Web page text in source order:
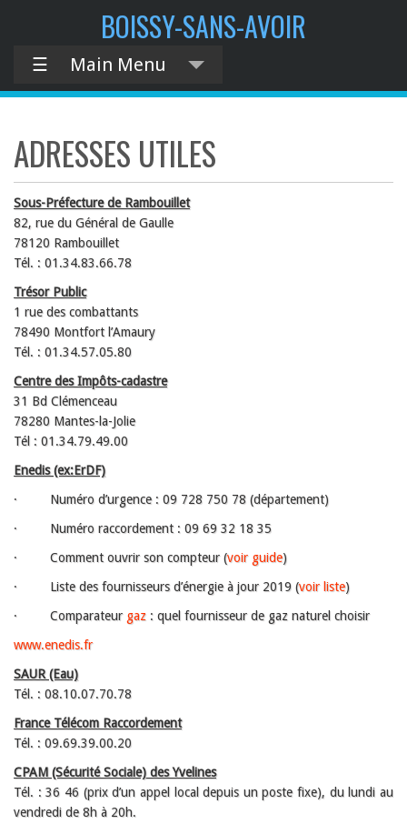
BOISSY-SANS-AVOIR
☰ Main Menu
ADRESSES UTILES
Sous-Préfecture de Rambouillet
82, rue du Général de Gaulle
78120 Rambouillet
Tél. : 01.34.83.66.78
Trésor Public
1 rue des combattants
78490 Montfort l’Amaury
Tél. : 01.34.57.05.80
Centre des Impôts-cadastre
31 Bd Clémenceau
78280 Mantes-la-Jolie
Tél : 01.34.79.49.00
Enedis (ex:ErDF)
· Numéro d’urgence : 09 728 750 78 (département)
· Numéro raccordement : 09 69 32 18 35
· Comment ouvrir son compteur (voir guide)
· Liste des fournisseurs d’énergie à jour 2019 (voir liste)
· Comparateur gaz : quel fournisseur de gaz naturel choisir
www.enedis.fr
SAUR (Eau)
Tél. : 08.10.07.70.78
France Télécom Raccordement
Tél. : 09.69.39.00.20
CPAM (Sécurité Sociale) des Yvelines
Tél. : 36 46 (prix d’un appel local depuis un poste fixe), du lundi au
vendredi de 8h à 20h.